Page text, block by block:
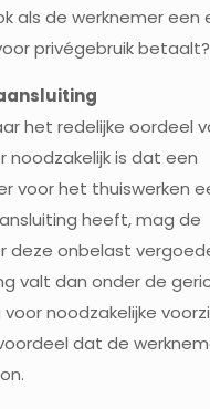
als de werknemer een
privégebruik betaalt?
het redelijke oordeel
noodzakelijk is dat een
voor het thuiswerken
heeft, mag de
deze onbelast
valt dan onder de
voor noodzakelijke
dat de